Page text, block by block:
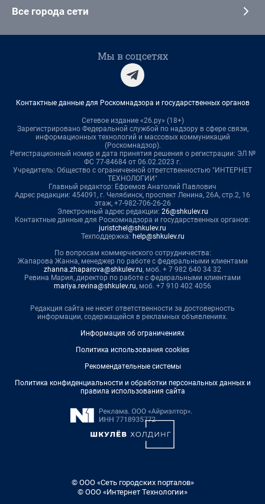
Все города сети
Мы в соцсетях
Контактные данные для Роскомнадзора и государственных органов
Сетевое издание «26.ру» (18+)
Зарегистрировано Федеральной службой по надзору в сфере связи,
информационных технологий и массовых коммуникаций
(Роскомнадзор).
Регистрационный номер и дата принятия решения о регистрации: ЭЛ №
ФС 77-84684 от 06.02.2023 г.
Учредитель: Общество с ограниченной ответственностью "ИНТЕРНЕТ
ТЕХНОЛОГИИ"
Главный редактор: Ефремов Анатолий Павлович
Адрес редакции: 454091, г. Челябинск, проспект Ленина, 26А, стр.2, 16
этаж, +7-982-706-26-26
Электронный адрес редакции: 26@shkulev.ru
Контактные данные для Роскомнадзора и государственных органов:
juristchel@shkulev.ru
Техподдержка: help@shkulev.ru
По вопросам коммерческого сотрудничества:
Жапарова Жанна, менеджер по работе с федеральными клиентами
zhanna.zhaparova@shkulev.ru, моб. + 7 982 640 34 32
Ревина Мария, директор по работе с федеральными клиентами
mariya.revina@shkulev.ru, моб. +7 910 402 4056
Редакция сайта не несет ответственности за достоверность
информации, содержащейся в рекламных объявлениях.
Информация об ограничениях
Политика использования cookies
Рекомендательные системы
Политика конфиденциальности и обработки персональных данных и
правила использования сайта
© ООО «Сеть городских порталов»
© ООО «Интернет Технологии»